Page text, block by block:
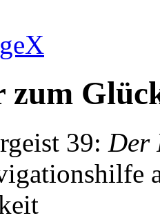
zum
39: Der